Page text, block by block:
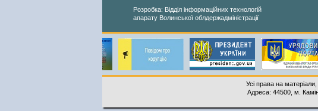
Розробка: Відділ інформаційних технологій
апарату Волинської облдержадміністрації
Усі права на
Адреса: 44500, м.